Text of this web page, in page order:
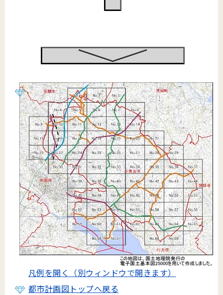
凡例を開く（別ウィンドウで開きます）
都市計画図トップへ戻る